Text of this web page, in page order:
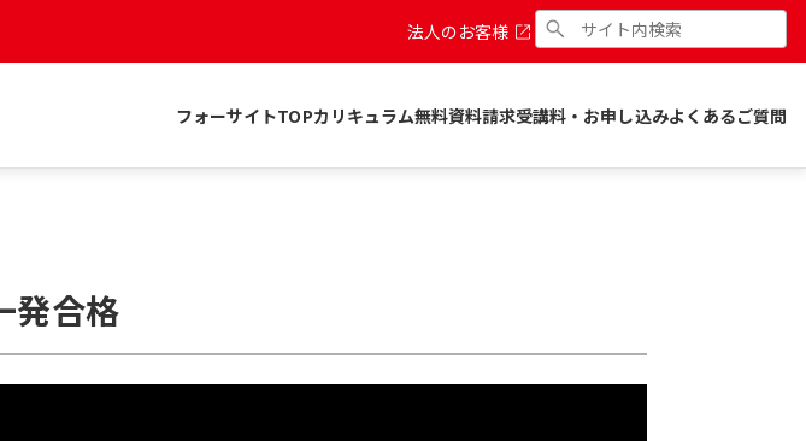
法人のお客様
フォーサイトTOPカリキュラム無料資料請求受講料・お申し込みよくあるご質問
発合格